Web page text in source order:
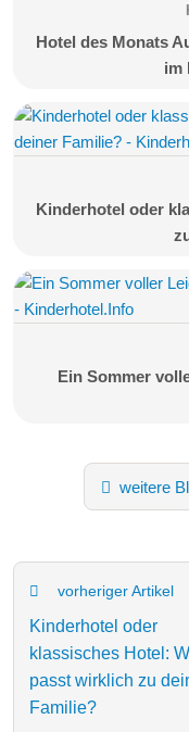
Hotel des Monats
im
Kinderhotel oder
Ein Sommer
weitere
vorheriger Artikel
Kinderhotel oder
klassisches Hotel:
passt wirklich zu
Familie?